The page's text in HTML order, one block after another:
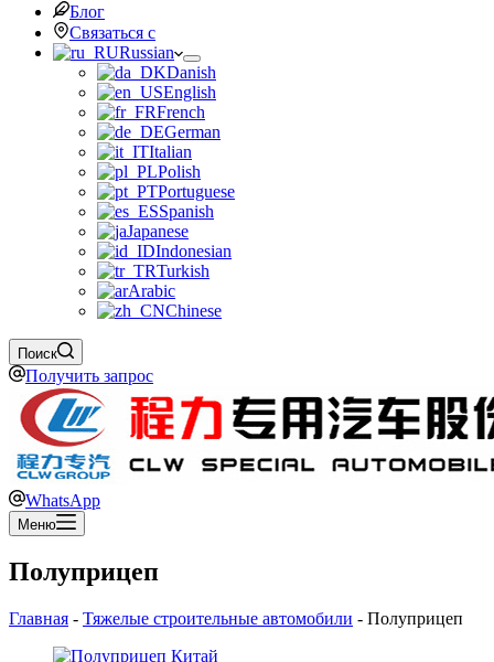
Блог
Связаться с
Russian
Danish
English
French
German
Italian
Polish
Portuguese
Spanish
Japanese
Indonesian
Turkish
Arabic
Chinese
Поиск
Получить запрос
WhatsApp
Меню
Полуприцеп
Главная - Тяжелые строительные автомобили - Полуприцеп